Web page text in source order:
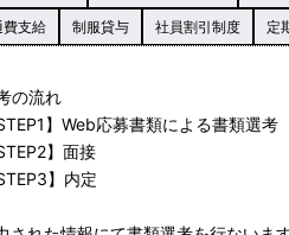
費支給 制服貸与 社員割引制度 定
の流れ
】Web応募書類による書類選考
】面接
】内定